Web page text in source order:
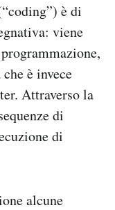
è di
viene
è invece
Attraverso la
di
di
alcune